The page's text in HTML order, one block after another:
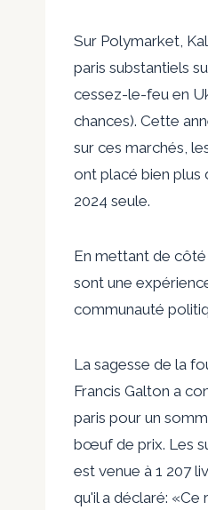
Sur Polymarket,
paris substantiels
cessez-le-feu en
chances). Cette
sur ces marchés,
ont placé bien plus
2024 seule.
En mettant de
sont une
communauté
La sagesse de la
Francis Galton a
paris pour un
bœuf de prix. Les
est venue à 1 207
qu'il a déclaré: